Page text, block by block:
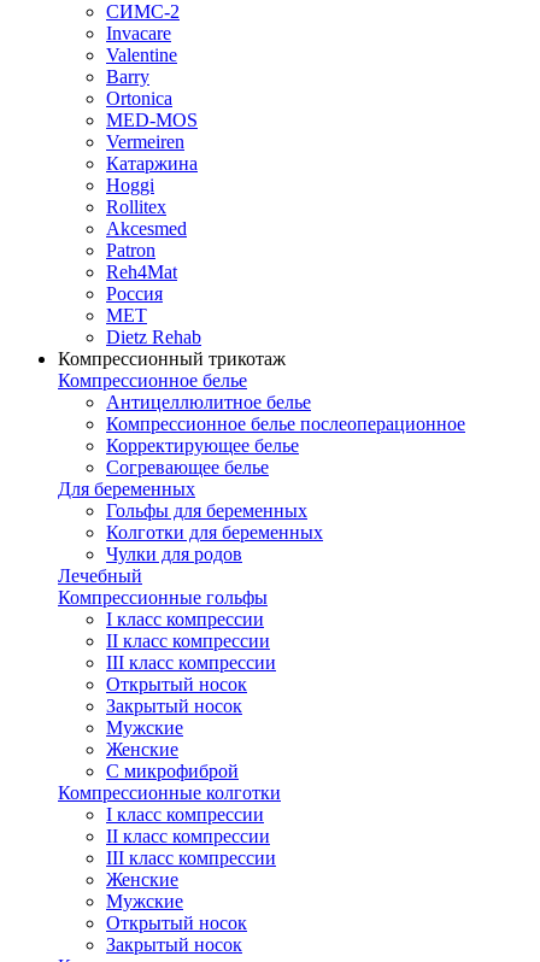
СИМС-2
Invacare
Valentine
Barry
Ortonica
MED-MOS
Vermeiren
Катаржина
Hoggi
Rollitex
Akcesmed
Patron
Reh4Mat
Россия
МЕТ
Dietz Rehab
Компрессионный трикотаж
Компрессионное белье
Антицеллюлитное белье
Компрессионное белье послеоперационное
Корректирующее белье
Согревающее белье
Для беременных
Гольфы для беременных
Колготки для беременных
Чулки для родов
Лечебный
Компрессионные гольфы
I класс компрессии
II класс компрессии
III класс компрессии
Открытый носок
Закрытый носок
Мужские
Женские
С микрофиброй
Компрессионные колготки
I класс компрессии
II класс компрессии
III класс компрессии
Женские
Мужские
Открытый носок
Закрытый носок